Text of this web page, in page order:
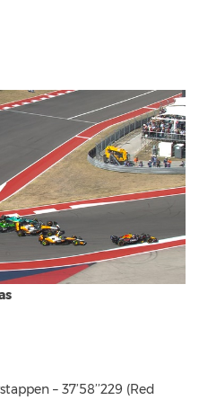
– 37’58’’229 (Red